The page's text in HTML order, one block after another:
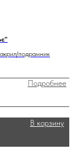
подрамник
Подробнее
В корзину